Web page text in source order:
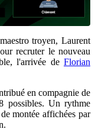
troyen, Laurent
recruter le nouveau
l'arrivée de Florian
en compagnie de
possibles. Un rythme
montée affichées par